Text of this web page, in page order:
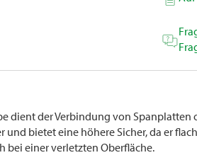
dient der Verbindung von
bietet eine höhere Sicher, da er
bei einer verletzten Oberfläche.